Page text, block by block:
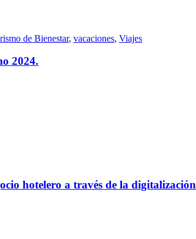
de Bienestar, vacaciones, Viajes
2024.
hotelero a través de la digitalización